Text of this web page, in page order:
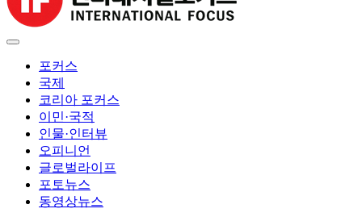
포커스
국제
코리아 포커스
이민·국적
인물·인터뷰
오피니언
글로벌라이프
포토뉴스
동영상뉴스